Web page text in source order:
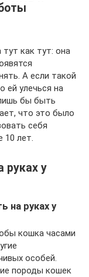
тут как тут: она
А если такой
ей улечься на
бы быть
что это было
себя
10 лет.
руках у
на руках у
кошка часами
особей.
породы кошек